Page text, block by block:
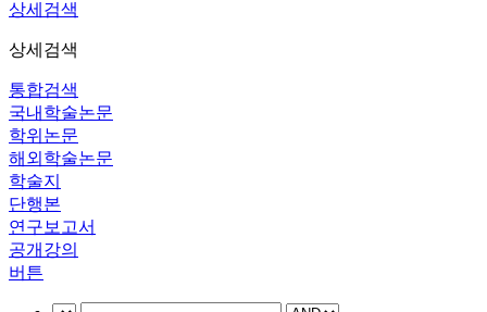
상세검색
상세검색
통합검색
국내학술논문
학위논문
해외학술논문
학술지
단행본
연구보고서
공개강의
버튼